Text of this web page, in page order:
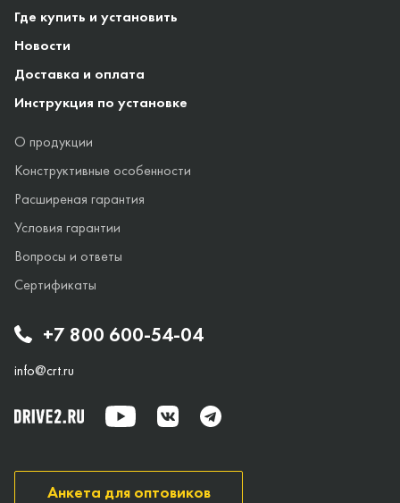
+7 800 600-54-04
info@crt.ru
Где купить и установить
Новости
Доставка и оплата
Инструкция по установке
О продукции
Конструктивные особенности
Расширеная гарантия
Условия гарантии
Вопросы и ответы
Сертификаты
Анкета для оптовиков